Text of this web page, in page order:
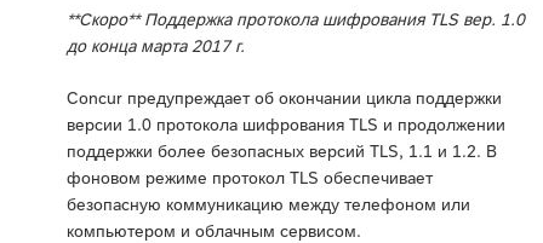
**Скоро** Поддержка протокола шифрования TLS вер. 1.0
до конца марта 2017 г.
Concur предупреждает об окончании цикла поддержки
версии 1.0 протокола шифрования TLS и продолжении
поддержки более безопасных версий TLS, 1.1 и 1.2. В
фоновом режиме протокол TLS обеспечивает
безопасную коммуникацию между телефоном или
компьютером и облачным сервисом.